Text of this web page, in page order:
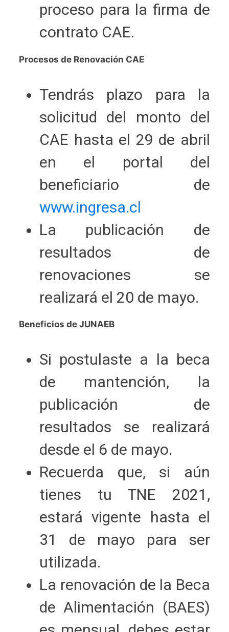
proceso para la firma de
contrato CAE.
Procesos de Renovación CAE
Tendrás plazo para la
solicitud del monto del
CAE hasta el 29 de abril
en el portal del
beneficiario de
www.ingresa.cl
La publicación de
resultados de
renovaciones se
realizará el 20 de mayo.
Beneficios de JUNAEB
Si postulaste a la beca
de mantención, la
publicación de
resultados se realizará
desde el 6 de mayo.
Recuerda que, si aún
tienes tu TNE 2021,
estará vigente hasta el
31 de mayo para ser
utilizada.
La renovación de la Beca
de Alimentación (BAES)